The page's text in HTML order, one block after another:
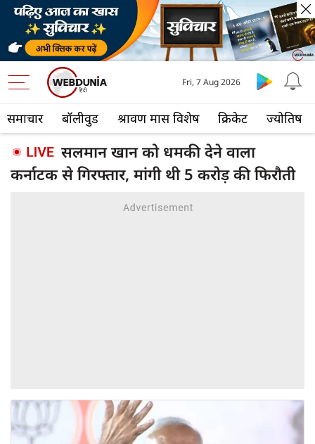
समाचार बॉलीवुड श्रावण मास विशेष क्रिकेट ज्योतिष
Fri, 7 Aug 2026
सलमान खान को धमकी देने वाला
कर्नाटक से गिरफ्तार, मांगी थी 5 करोड़ की फिरौती